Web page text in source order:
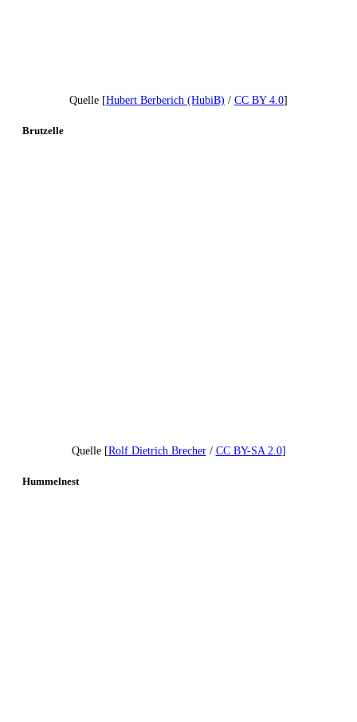
Quelle [Hubert Berberich (HubiB) / CC BY 4.0]
Brutzelle
Quelle [Rolf Dietrich Brecher/ CC BY-SA 2.0]
Hummelnest